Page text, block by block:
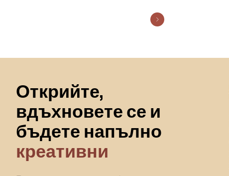
Открийте,
вдъхновете се и
бъдете напълно
креативни